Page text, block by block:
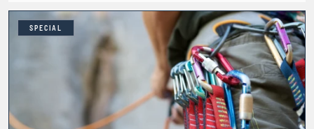
SPECIAL